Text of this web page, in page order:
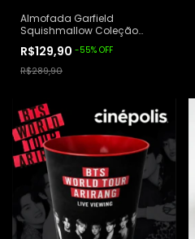
Almofada Garfield
Squishmallow Coleção
R$129,90 -55% OFF
R$289,90